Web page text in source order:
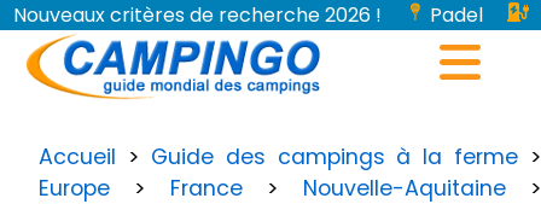
Nouveaux critères de recherche 2026 !
Padel
Bornes de recharge pour véhicules électriques...
Accueil > Guide des campings à la ferme >
Europe > France> Nouvelle-Aquitaine>